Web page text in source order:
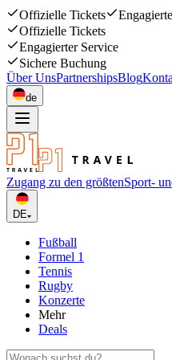
Offizielle Tickets
Offizielle Tickets
Engagierter Service
Sichere Buchung
Über UnsPartnershipsBlog
de
Zugang zu den größtenSport-
DE
Fußball
Formel 1
Tennis
Rugby
Konzerte
Mehr
Deals